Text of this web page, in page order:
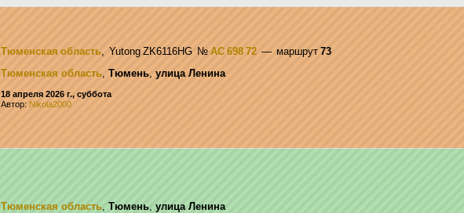
Тюменская область, Yutong ZK6116HG № АС 698 72 — маршрут 73
Тюменская область, Тюмень, улица Ленина
18 апреля 2026 г., суббота
Автор: Nikola2000
Тюменская область, Тюмень, улица Ленина